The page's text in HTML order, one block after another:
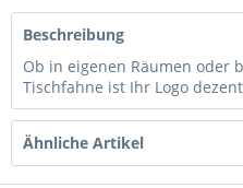
Beschreibung
Ob in eigenen Räumen oder
Tischfahne ist Ihr Logo
Ähnliche Artikel